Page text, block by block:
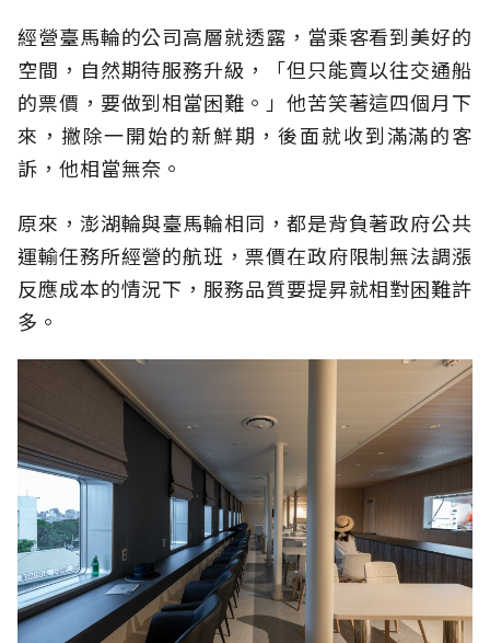
經營臺馬輪的公司高層就透露，當乘客看到美好的
空間，自然期待服務升級，「但只能賣以往交通船
的票價，要做到相當困難。」他苦笑著這四個月下
來，撇除一開始的新鮮期，後面就收到滿滿的客
訴，他相當無奈。
原來，澎湖輪與臺馬輪相同，都是背負著政府公共
運輸任務所經營的航班，票價在政府限制無法調漲
反應成本的情況下，服務品質要提昇就相對困難許
多。